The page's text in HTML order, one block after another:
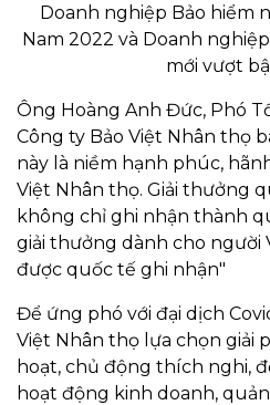
Doanh nghiệp Bảo hiểm
Nam 2022 và Doanh
mới vượt
Ông Hoàng Anh Đức, Phó
Công ty Bảo Việt Nhân thọ
này là niềm hạnh phúc,
Việt Nhân thọ. Giải thưởng
không chỉ ghi nhận thành
giải thưởng dành cho người
được quốc tế ghi nhận"
Để ứng phó với đại dịch
Việt Nhân thọ lựa chọn giải
hoạt, chủ động thích nghi,
hoạt động kinh doanh,